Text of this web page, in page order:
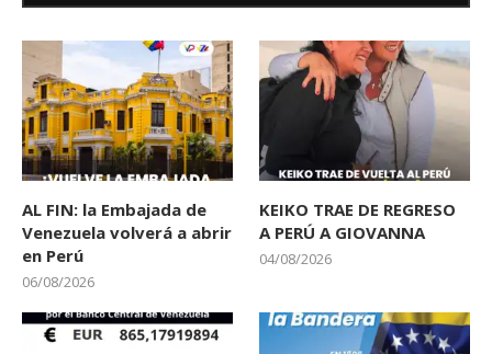
AL FIN: la Embajada de
Venezuela volverá a abrir
en Perú
06/08/2026
KEIKO TRAE DE REGRESO
A PERÚ A GIOVANNA
04/08/2026